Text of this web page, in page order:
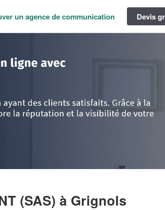
un agence de communication Devis
(SAS) à Grignols